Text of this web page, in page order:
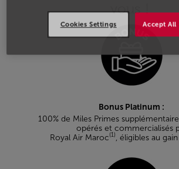
vous !
Bonus Platinum :
100% de Miles Primes
opérés et commercialisés
Royal Air Maroc(1), éligibles au
Accept All
Cookies Settings